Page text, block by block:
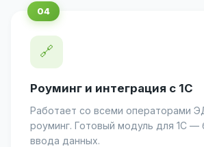
🔗
Роуминг и интеграция с 1С
Работает со всеми операторами
роуминг. Готовый модуль для 1С —
ввода данных.